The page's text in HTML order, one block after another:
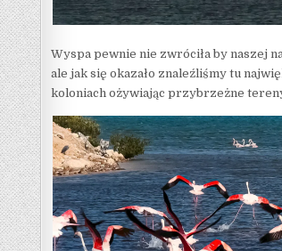
Wyspa pewnie nie zwróciła by naszej
ale jak się okazało znaleźliśmy tu
koloniach ożywiając przybrzeżne